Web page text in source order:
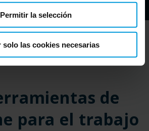
Permitir la selección
solo las cookies necesarias
de
para el trabajo